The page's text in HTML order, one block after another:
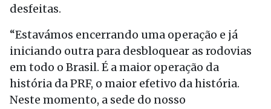
desfeitas.
“Estavámos encerrando uma operação e já
iniciando outra para desbloquear as rodovias
em todo o Brasil. É a maior operação da
história da PRF, o maior efetivo da história.
Neste momento, a sede do nosso